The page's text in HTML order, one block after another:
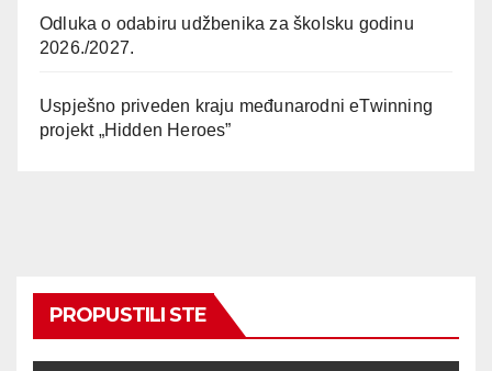
Odluka o odabiru udžbenika za školsku godinu
2026./2027.
Uspješno priveden kraju međunarodni eTwinning
projekt „Hidden Heroes”
PROPUSTILI STE